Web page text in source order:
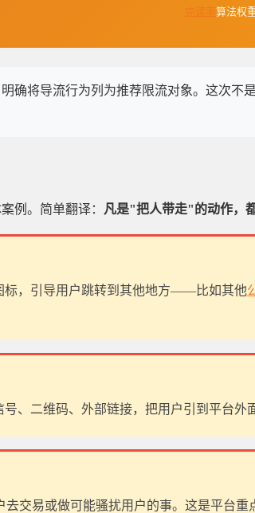
算法权
明确将导流行为列为推荐限流对象。这次
例。简单翻译： 凡是"把人带走"的动作，
标，引导用户跳转到其他地方——比如其他
、二维码、外部链接，把用户引到平台
交易或做可能骚扰用户的事。这是平台重